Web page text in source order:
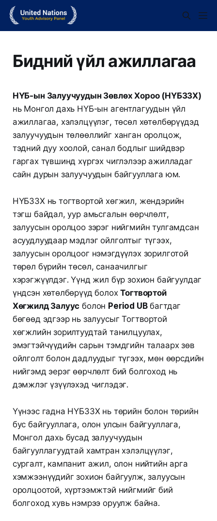
Бидний үйл ажиллагаа
НҮБ-ын Залуучуудын Зөвлөх Хороо (НҮБЗЗХ)
нь Монгол дахь НҮБ-ын агентлагуудын үйл
ажиллагаа, хэлэлцүүлэг, төсөл хөтөлбөрүүдэд
залуучуудын төлөөллийг ханган оролцож,
тэдний дуу хоолой, санал бодлыг шийдвэр
гаргах түвшинд хүргэх чиглэлээр ажилладаг
сайн дурын залуучуудын байгууллага юм.
НҮБЗЗХ нь тогтвортой хөгжил, жендэрийн
тэгш байдал, уур амьсгалын өөрчлөлт,
залуусын оролцоо зэрэг нийгмийн тулгамдсан
асуудлуудаар мэдлэг ойлголтыг түгээх,
залуусын оролцоог нэмэгдүүлэх зорилготой
төрөл бүрийн төсөл, санаачилгыг
хэрэгжүүлдэг. Үүнд жил бүр зохион байгуулдаг
үндсэн хөтөлбөрүүд болохТогтвортой
Хөгжилд Залуус болон Period UBбагтдаг
бөгөөд эдгээр нь залуусыг Тогтвортой
хөгжлийн зорилтуудтай танилцуулах,
эмэгтэйчүүдийн сарын тэмдгийн талаарх зөв
ойлголт болон дадлуудыг түгээх, мөн өөрсдийн
нийгэмд эерэг өөрчлөлт бий болгоход нь
дэмжлэг үзүүлэхэд чиглэдэг.
Үүнээс гадна НҮБЗЗХ нь төрийн болон төрийн
бус байгууллага, олон улсын байгууллага,
Монгол дахь бусад залуучуудын
байгууллагуудтай хамтран хэлэлцүүлэг,
сургалт, кампанит ажил, олон нийтийн арга
хэмжээнүүдийг зохион байгуулж, залуусын
оролцоотой, хүртээмжтэй нийгмийг бий
болгоход хувь нэмрээ оруулж байна.